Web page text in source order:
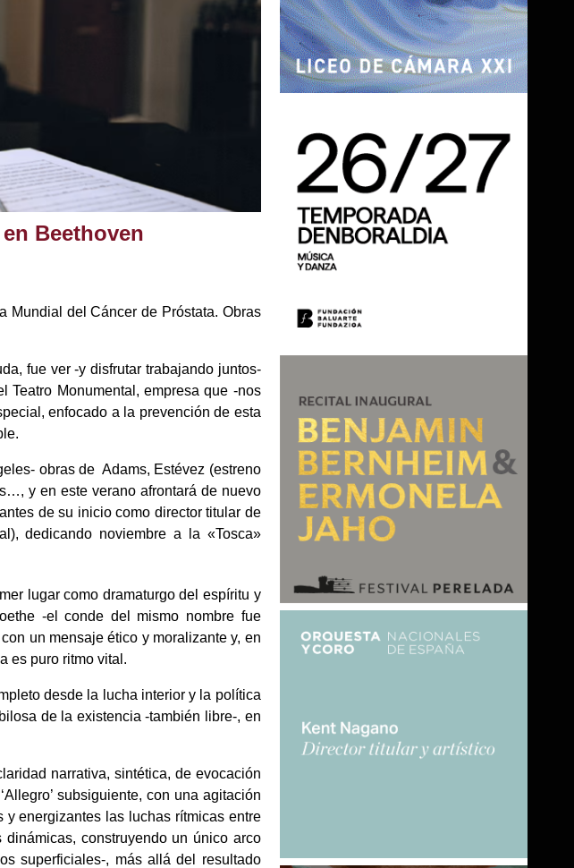
Beethoven
Mundial del Cáncer de Próstata. Obras
fue ver -y disfrutar trabajando juntos-
Teatro Monumental, empresa que -nos
enfocado a la prevención de esta
obras de Adams, Estévez (estreno
y en este verano afrontará de nuevo
de su inicio como director titular de
dedicando noviembre a la «Tosca»
lugar como dramaturgo del espíritu y
-el conde del mismo nombre fue
un mensaje ético y moralizante y, en
es puro ritmo vital.
desde la lucha interior y la política
de la existencia -también libre-, en
narrativa, sintética, de evocación
subsiguiente, con una agitación
energizantes las luchas rítmicas entre
construyendo un único arco
superficiales-, más allá del resultado